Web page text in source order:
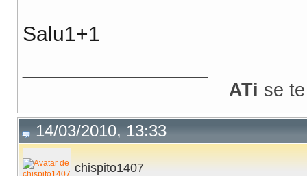
Salu1+1
ATi se
14/03/2010, 13:33
chispito1407